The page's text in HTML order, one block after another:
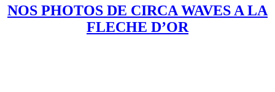
NOS PHOTOS DE CIRCA WAVES A LA
FLECHE D’OR